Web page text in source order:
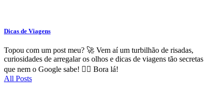
Dicas de Viagens
Topou com um post meu? 🚀 Vem aí um turbilhão de risadas,
curiosidades de arregalar os olhos e dicas de viagens tão secretas
que nem o Google sabe! 🕵️‍♂️ Bora lá!
All Posts